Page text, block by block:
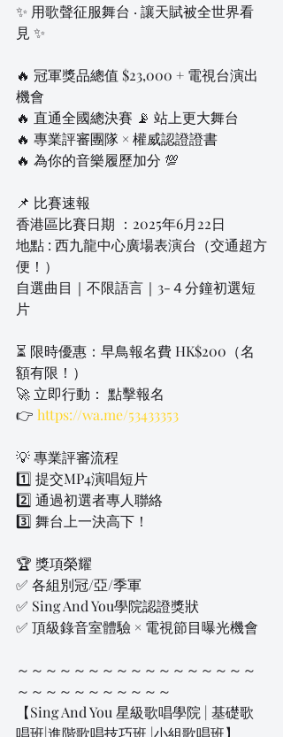
✨ 用歌聲征服舞台 · 讓天賦被全世界看
見 ✨
🔥 冠軍獎品總值 $23,000 + 電視台演出
機會
🔥 直通全國總決賽 📡 站上更大舞台
🔥 專業評審團隊 × 權威認證證書
🔥 為你的音樂履歷加分 💯
📌 比賽速報
香港區比賽日期 ：2025年6月22日
地點 : 西九龍中心廣場表演台（交通超方
便！）
自選曲目｜不限語言｜3-４分鐘初選短
片
⏳ 限時優惠：早鳥報名費 HK$200（名
額有限！）
🚀 立即行動： 點擊報名
👉 https://wa.me/53433353
💡 專業評審流程
1️⃣ 提交MP4演唱短片
2️⃣ 通過初選者專人聯絡
3️⃣ 舞台上一決高下！
🏆 獎項榮耀
✅ 各組別冠/亞/季軍
✅ Sing And You學院認證獎狀
✅ 頂級錄音室體驗 × 電視節目曝光機會
～～～～～～～～～～～～～～～～～
～～～～～～～～～～～
【Sing And You 星級歌唱學院 | 基礎歌
唱班|進階歌唱技巧班 |小組歌唱班】